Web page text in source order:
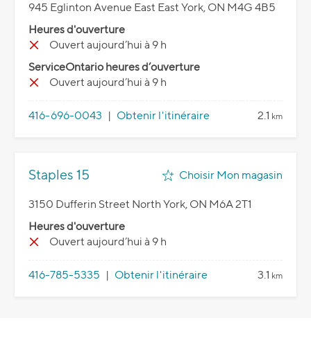
945 Eglinton Avenue East East York, ON M4G 4B5
Heures d'ouverture
Ouvert aujourd’hui à 9 h
ServiceOntario heures d’ouverture
Ouvert aujourd’hui à 9 h
416-696-0043 | Obtenir l'itinéraire 2.1 km
Staples 15 Choisir Mon magasin
3150 Dufferin Street North York, ON M6A 2T1
Heures d'ouverture
Ouvert aujourd’hui à 9 h
416-785-5335 | Obtenir l'itinéraire 3.1 km